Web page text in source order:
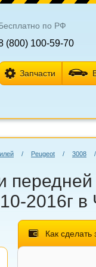
по РФ
(800) 100-59-70
Запчасти
/ Peugeot / 3008 /
2016г в
Как сделать